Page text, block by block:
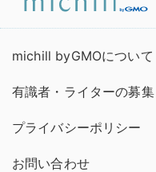
michill byGMOについて
有識者・ライターの募集
プライバシーポリシー
お問い合わせ